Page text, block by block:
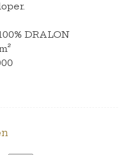
DRALON